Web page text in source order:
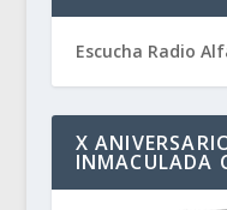
Escucha Radio
X
INMACULADA